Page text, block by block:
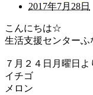
2017年7月28日
こんにちは☆
生活支援センター
７月２４日月曜日
イチゴ
メロン